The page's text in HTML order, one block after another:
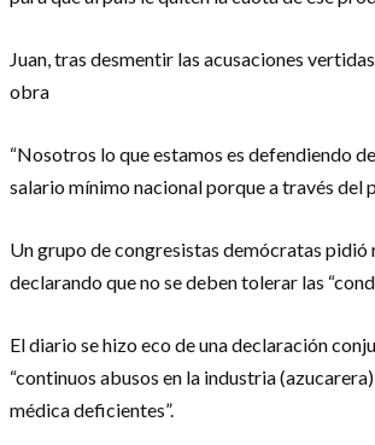
Juan, tras desmentir las acusaciones
obra
“Nosotros lo que estamos es defendiendo
salario mínimo nacional porque a través del
Un grupo de congresistas demócratas pidió
declarando que no se deben tolerar las
El diario se hizo eco de una declaración
“continuos abusos en la industria
médica deficientes”.